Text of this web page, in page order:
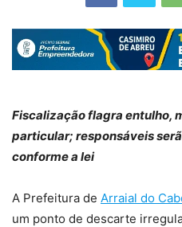
Fiscalização flagra entulho,
particular; responsáveis
conforme a lei
A Prefeitura de Arraial do
um ponto de descarte